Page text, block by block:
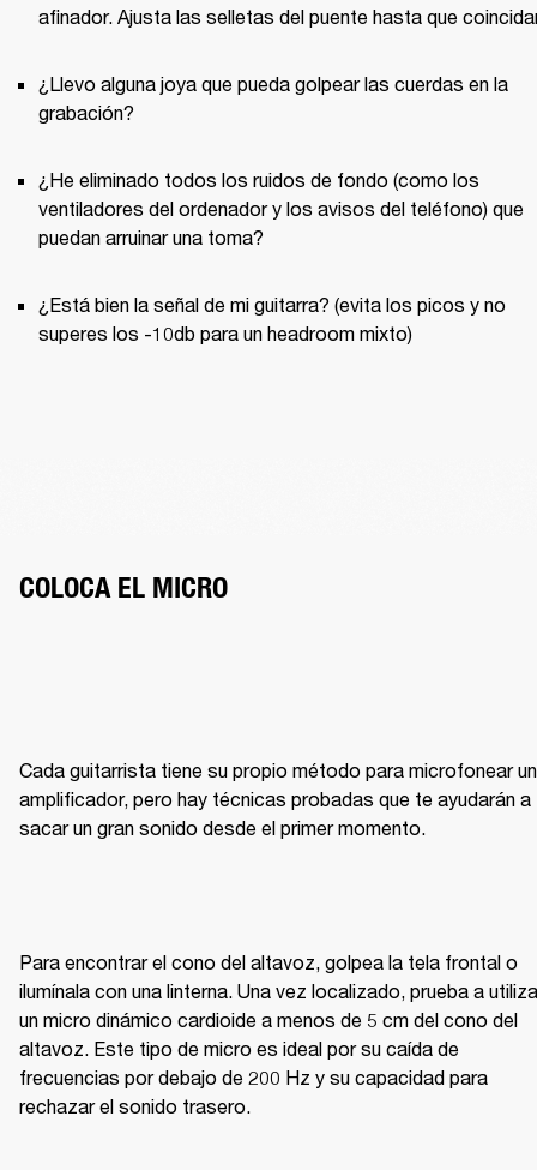
¿Llevo alguna joya que pueda golpear las cuerdas en la
¿He eliminado todos los ruidos de fondo (como los
ventiladores del ordenador y los avisos del teléfono) que
¿Está bien la señal de mi guitarra? (evita los picos y no
superes los -10db para un headroom mixto)
COLOCA EL MICRO
Cada guitarrista tiene su propio método para microfonear un
amplificador, pero hay técnicas probadas que te ayudarán a
sacar un gran sonido desde el primer momento.
Para encontrar el cono del altavoz, golpea la tela frontal o
ilumínala con una linterna. Una vez localizado, prueba a
un micro dinámico cardioide a menos de 5 cm del cono del
altavoz. Este tipo de micro es ideal por su caída de
frecuencias por debajo de 200 Hz y su capacidad para
rechazar el sonido trasero.